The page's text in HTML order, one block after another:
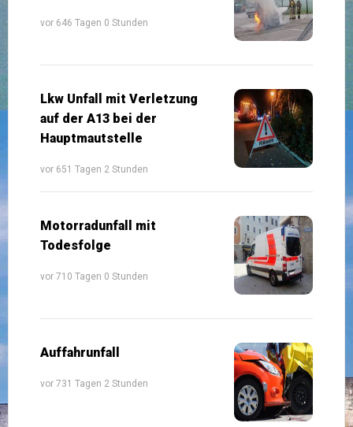
vor 646 Tagen 0 Stunden
Lkw Unfall mit Verletzung
auf der A13 bei der
Hauptmautstelle
vor 651 Tagen 2 Stunden
Motorradunfall mit
Todesfolge
vor 710 Tagen 0 Stunden
Auffahrunfall
vor 731 Tagen 2 Stunden